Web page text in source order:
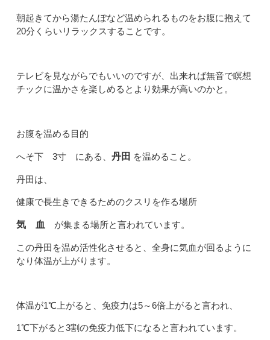
朝起きてから湯たんぽなど温められるものをお腹に抱えて
20分くらいリラックスすることです。
テレビを見ながらでもいいのですが、出来れば無音で瞑想
チックに温かさを楽しめるとより効果が高いのかと。
お腹を温める目的
へそ下 3寸 にある、 丹田 を温めること。
丹田は、
健康で長生きできるためのクスリを作る場所
気 血 が集まる場所と言われています。
この丹田を温め活性化させると、全身に気血が回るように
なり体温が上がります。
体温が1℃上がると、免疫力は5～6倍上がると言われ、
1℃下がると3割の免疫力低下になると言われています。